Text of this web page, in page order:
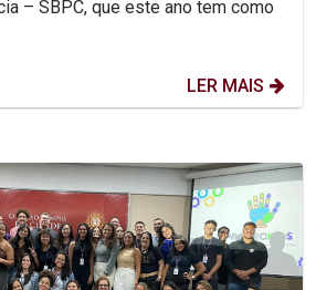
– SBPC, que este ano tem como
LER MAIS